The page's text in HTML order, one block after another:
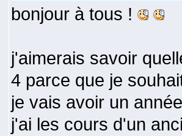
bonjour à tous !
j'aimerais savoir
4 parce que je
je vais avoir un
j'ai les cours d'un